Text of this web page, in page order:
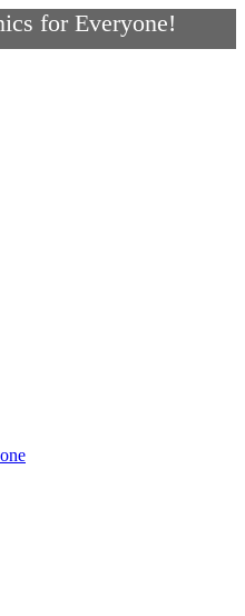
for Everyone!